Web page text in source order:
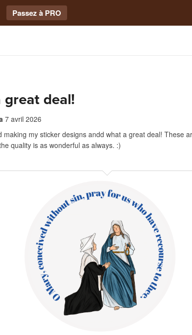
Passez à PRO
great deal!
7 avril 2026
making my sticker designs andd what a great deal! These
quality is as wonderful as always. :)